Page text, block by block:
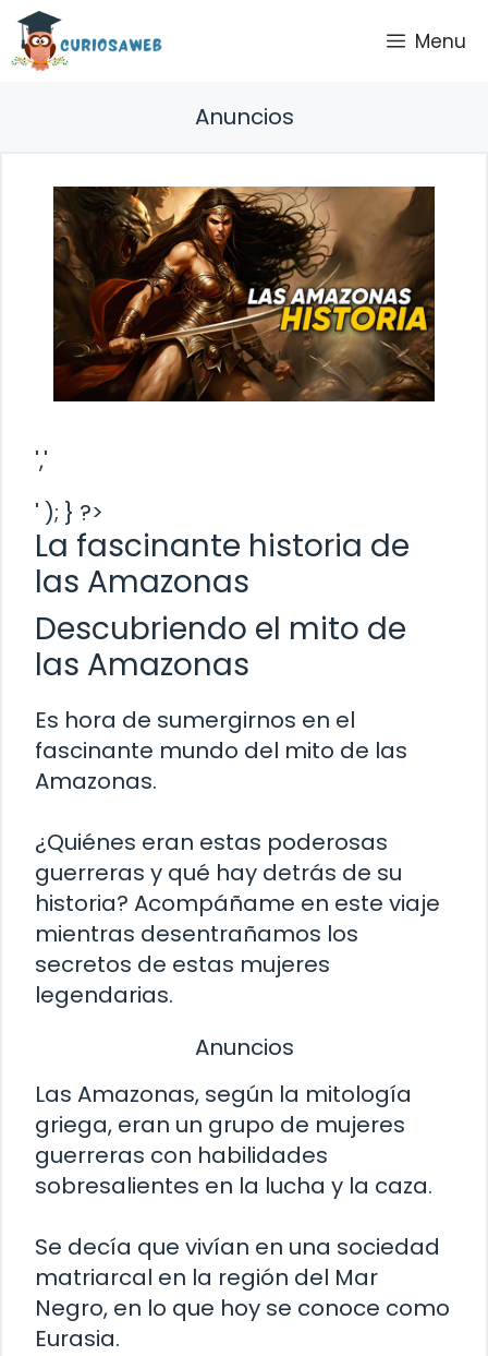
Saltar
contenido
Menu
Anuncios
','
' ); } ?>
La fascinante historia de
las Amazonas
Descubriendo el mito de
las Amazonas
Es hora de sumergirnos en el
fascinante mundo del mito de las
Amazonas.
¿Quiénes eran estas poderosas
guerreras y qué hay detrás de su
historia? Acompáñame en este viaje
mientras desentrañamos los
secretos de estas mujeres
legendarias.
Anuncios
Las Amazonas, según la mitología
griega, eran un grupo de mujeres
guerreras con habilidades
sobresalientes en la lucha y la caza.
Se decía que vivían en una sociedad
matriarcal en la región del Mar
Negro, en lo que hoy se conoce como
Eurasia.